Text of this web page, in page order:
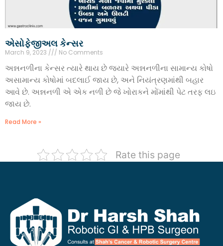
એસોફેજીઅલ કેન્સર
March 9, 2023 No Comments
અન્નનળીના કેન્સર ત્યારે થાય છે જ્યારે અન્નનળીના સામાન્ય કોષો
અસામાન્ય કોષોમાં બદલાઈ જાય છે, અને નિયંત્રણમાંથી બહાર
આવે છે. અન્નનળી એ એક નળી છે જે ખોરાકને મોંમાંથી પેટ તરફ લઇ
જાય છે.
Read More »
Rate this page